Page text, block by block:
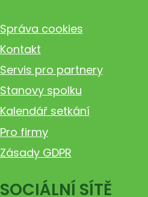
Správa cookies
Kontakt
Servis pro partnery
Stanovy spolku
Kalendář setkání
Pro firmy
Zásady GDPR
SOCIÁLNÍ SÍTĚ